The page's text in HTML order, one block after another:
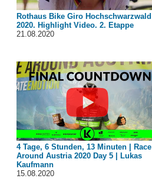
Rothaus Bike Giro Hochschwarzwald
2020. Highlight Video. 2. Etappe
21.08.2020
4 Tage, 6 Stunden, 13 Minuten | Race
Around Austria 2020 Day 5 | Lukas
Kaufmann
15.08.2020